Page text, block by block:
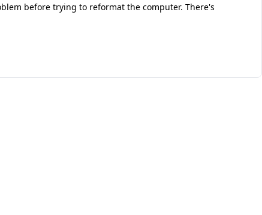
before trying to reformat the computer. There's